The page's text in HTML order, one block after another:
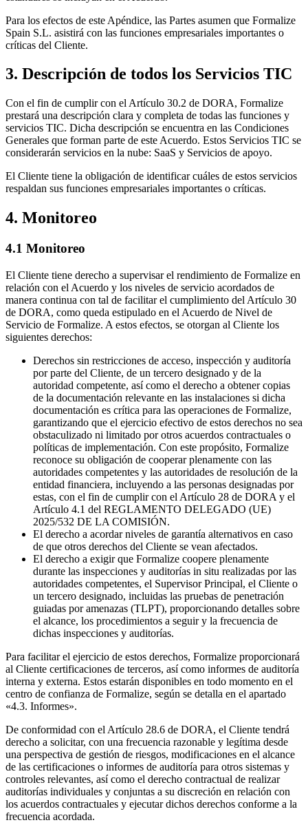
Para los efectos de este Apéndice, las Partes asumen que Formalize
Spain S.L. asistirá con las funciones empresariales importantes o
críticas del Cliente.
3. Descripción de todos los Servicios TIC
Con el fin de cumplir con el Artículo 30.2 de DORA, Formalize
prestará una descripción clara y completa de todas las funciones y
servicios TIC. Dicha descripción se encuentra en las Condiciones
Generales que forman parte de este Acuerdo. Estos Servicios TIC se
considerarán servicios en la nube: SaaS y Servicios de apoyo.
El Cliente tiene la obligación de identificar cuáles de estos servicios
respaldan sus funciones empresariales importantes o críticas.
4. Monitoreo
4.1 Monitoreo
El Cliente tiene derecho a supervisar el rendimiento de Formalize en
relación con el Acuerdo y los niveles de servicio acordados de
manera continua con tal de facilitar el cumplimiento del Artículo 30
de DORA, como queda estipulado en el Acuerdo de Nivel de
Servicio de Formalize. A estos efectos, se otorgan al Cliente los
siguientes derechos:
Derechos sin restricciones de acceso, inspección y auditoría
por parte del Cliente, de un tercero designado y de la
autoridad competente, así como el derecho a obtener copias
de la documentación relevante en las instalaciones si dicha
documentación es crítica para las operaciones de Formalize,
garantizando que el ejercicio efectivo de estos derechos no sea
obstaculizado ni limitado por otros acuerdos contractuales o
políticas de implementación. Con este propósito, Formalize
reconoce su obligación de cooperar plenamente con las
autoridades competentes y las autoridades de resolución de la
entidad financiera, incluyendo a las personas designadas por
estas, con el fin de cumplir con el Artículo 28 de DORA y el
Artículo 4.1 del REGLAMENTO DELEGADO (UE)
2025/532 DE LA COMISIÓN.
El derecho a acordar niveles de garantía alternativos en caso
de que otros derechos del Cliente se vean afectados.
El derecho a exigir que Formalize coopere plenamente
durante las inspecciones y auditorías in situ realizadas por las
autoridades competentes, el Supervisor Principal, el Cliente o
un tercero designado, incluidas las pruebas de penetración
guiadas por amenazas (TLPT), proporcionando detalles sobre
el alcance, los procedimientos a seguir y la frecuencia de
dichas inspecciones y auditorías.
Para facilitar el ejercicio de estos derechos, Formalize proporcionará
al Cliente certificaciones de terceros, así como informes de auditoría
interna y externa. Estos estarán disponibles en todo momento en el
centro de confianza de Formalize, según se detalla en el apartado
«4.3. Informes».
De conformidad con el Artículo 28.6 de DORA, el Cliente tendrá
derecho a solicitar, con una frecuencia razonable y legítima desde
una perspectiva de gestión de riesgos, modificaciones en el alcance
de las certificaciones o informes de auditoría para otros sistemas y
controles relevantes, así como el derecho contractual de realizar
auditorías individuales y conjuntas a su discreción en relación con
los acuerdos contractuales y ejecutar dichos derechos conforme a la
frecuencia acordada.